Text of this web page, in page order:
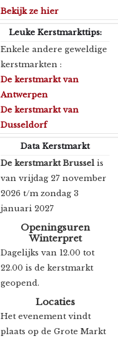
Bekijk ze hier
Leuke Kerstmarkttips:
Enkele andere geweldige
kerstmarkten :
De kerstmarkt van
Antwerpen
De kerstmarkt van
Dusseldorf
Data Kerstmarkt
De kerstmarkt Brussel is
van vrijdag 27 november
2026 t/m zondag 3
januari 2027
Openingsuren
Winterpret
Dagelijks van 12.00 tot
22.00 is de kerstmarkt
geopend.
Locaties
Het evenement vindt
plaats op de Grote Markt